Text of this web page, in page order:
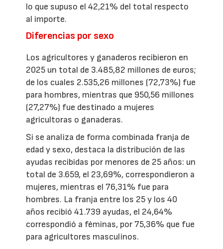
lo que supuso el 42,21% del total respecto
al importe.
Diferencias por sexo
Los agricultores y ganaderos recibieron en
2025 un total de 3.485,82 millones de euros;
de los cuales 2.535,26 millones (72,73%) fue
para hombres, mientras que 950,56 millones
(27,27%) fue destinado a mujeres
agricultoras o ganaderas.
Si se analiza de forma combinada franja de
edad y sexo, destaca la distribución de las
ayudas recibidas por menores de 25 años: un
total de 3.659, el 23,69%, correspondieron a
mujeres, mientras el 76,31% fue para
hombres. La franja entre los 25 y los 40
años recibió 41.739 ayudas, el 24,64%
correspondió a féminas, por 75,36% que fue
para agricultores masculinos.